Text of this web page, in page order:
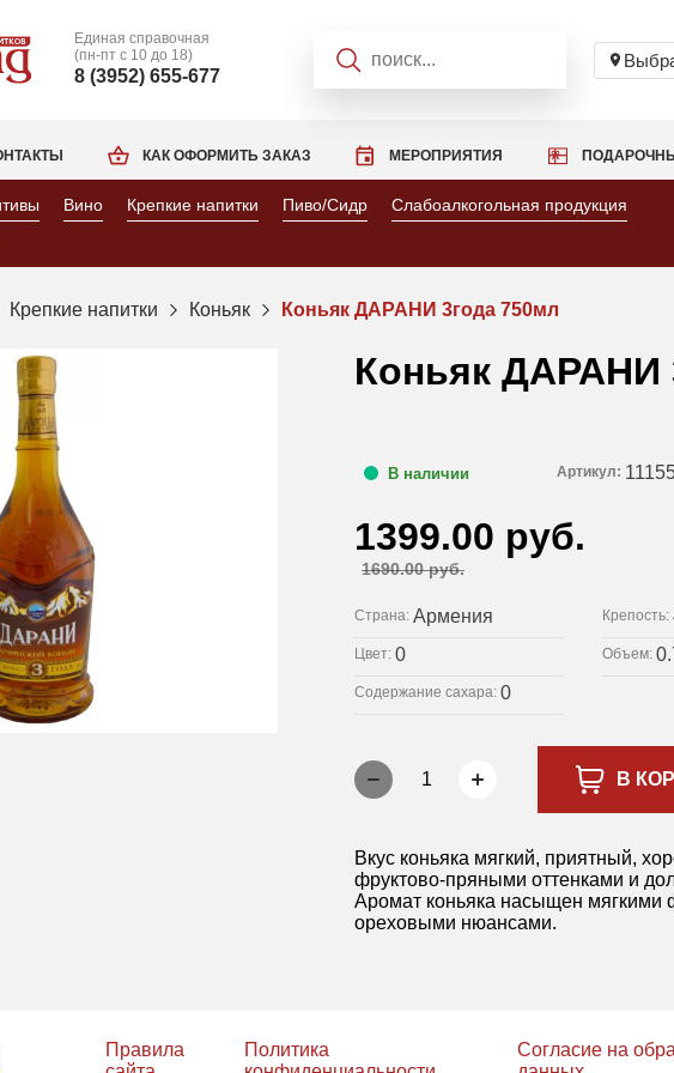
Единая справочная
(пн-пт с 10 до 18)
8 (3952) 655-677
КАК ОФОРМИТЬ ЗАКАЗ МЕРОПРИЯТИЯ
Вино Крепкие напитки Пиво/Сидр
Слабоалкогольная продукция
Крепкие напитки Коньяк Коньяк ДАРАНИ 3года 750мл
Коньяк ДАРАНИ
В наличии Артикул:
1399.00 руб.
1690.00 руб.
Страна: Армения Крепость:
Цвет: 0 Объем:
Содержание сахара: 0
1 В
Вкус коньяка мягкий, приятный,
фруктово-пряными оттенками и
Аромат коньяка насыщен мягкими
ореховыми нюансами.
Правила
Политика
Согласие на